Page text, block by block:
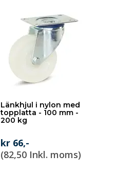
Länkhjul i nylon med
topplatta - 100 mm -
200 kg
kr 66,-
(82,50 Inkl. moms)